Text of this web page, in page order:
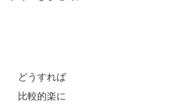
どうすれば
比較的楽に